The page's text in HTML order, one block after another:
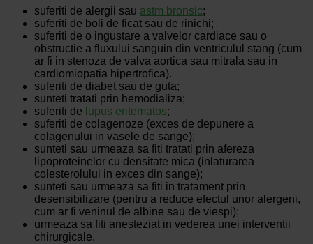
suferiti de alergii sau astm bronsic;
suferiti de boli de ficat sau de rinichi;
suferiti de o ingustare a valvelor cardiace sau o
obstructie a fluxului sanguin din ventriculul stang (cum
ar fi in stenoza de valva aortica sau mitrala sau in
cardiomiopatia hipertrofica).
suferiti de diabet sau de guta;
sunteti tratati prin hemodializa;
suferiti de lupus eritematos;
suferiti de colagenoze (exces de depunere a
colagenului in vasele de sange);
sunteti sau urmeaza sa fiti tratati prin afereza
lipoproteinelor cu densitate mica (inlaturarea
colesterolului in exces din sange);
sunteti sau urmeaza sa fiti in tratament prin
desensibilizare (pentru a reduce efectul unor alergeni,
cum ar fi veninul de albine sau de viespi);
urmeaza sa fiti anesteziat in vederea unei interventii
chirurgicale.